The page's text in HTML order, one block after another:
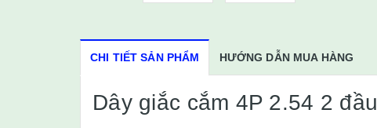
CHI TIẾT SẢN PHẨM HƯỚNG DẪN MUA HÀNG
Dây giắc cắm 4P 2.54 2 đầu